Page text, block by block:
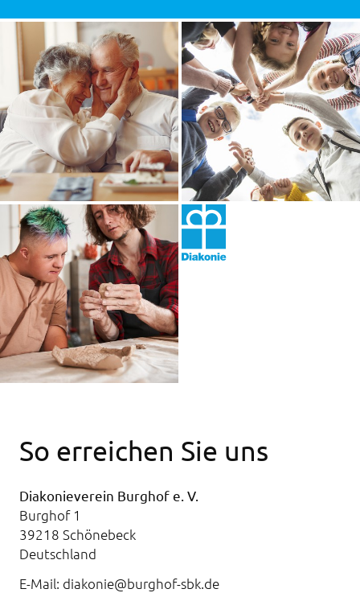
So erreichen Sie uns
Diakonieverein Burghof e. V.
Burghof 1
39218 Schönebeck
Deutschland
E-Mail: diakonie@burghof-sbk.de